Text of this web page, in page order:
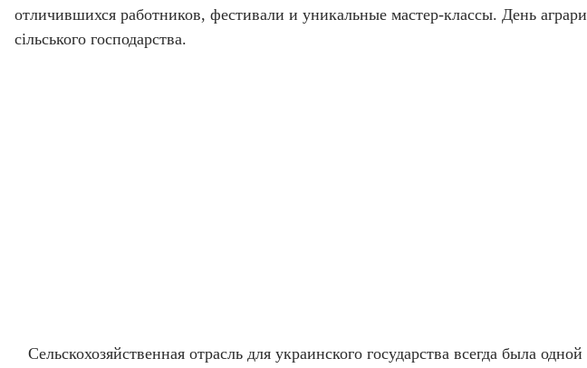
отличившихся работников, фестивали и уникальные мастер-классы. День
сільського господарства.
Сельскохозяйственная отрасль для украинского государства всегда была